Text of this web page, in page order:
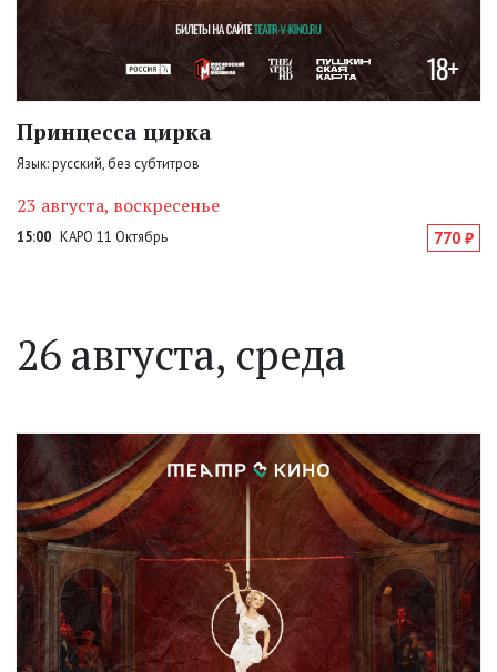
Принцесса цирка
Язык: русский, без субтитров
23 августа, воскресенье
15:00 КАРО 11 Октябрь 770 ₽
26 августа, среда